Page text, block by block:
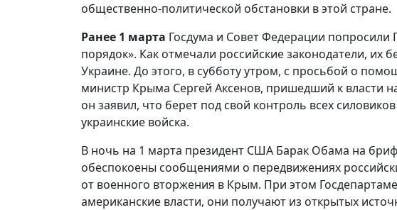
общественно-политической обстановки в этой стране.
Ранее 1 марта Госдума и Совет Федерации попросили
порядок». Как отмечали российские законодатели, их
Украине. До этого, в субботу утром, с просьбой о
министр Крыма Сергей Аксенов, пришедший к власти
он заявил, что берет под свой контроль всех
украинские войска.
В ночь на 1 марта президент США Барак Обама на
обеспокоены сообщениями о передвижениях
от военного вторжения в Крым. При этом
американские власти, они получают из открытых